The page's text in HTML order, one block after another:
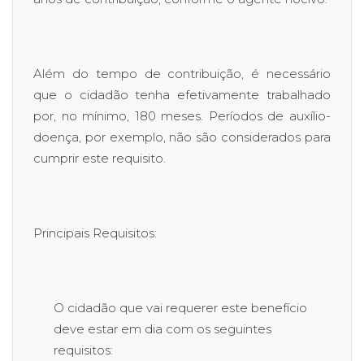
Além do tempo de contribuição, é necessário
que o cidadão tenha efetivamente trabalhado
por, no mínimo, 180 meses. Períodos de auxílio-
doença, por exemplo, não são considerados para
cumprir este requisito.
Principais Requisitos:
O cidadão que vai requerer este benefício
deve estar em dia com os seguintes
requisitos: